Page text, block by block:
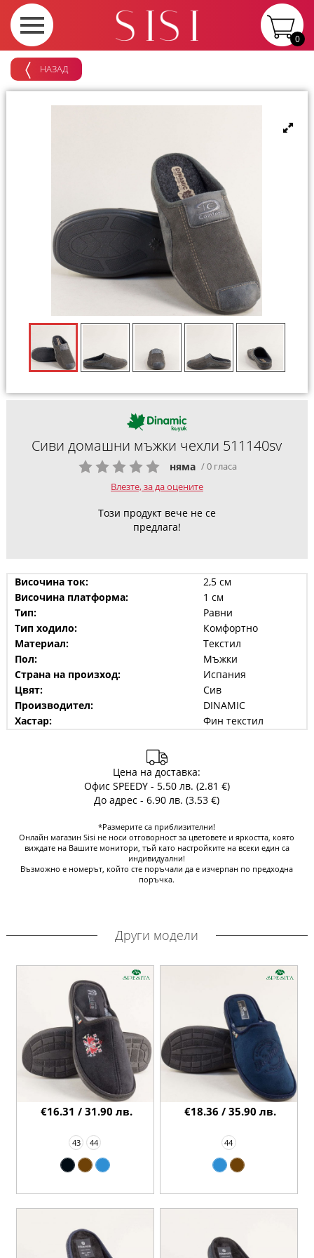
0
НАЗАД
Сиви домашни мъжки чехли 511140sv
няма / 0 гласа
Влезте, за да оцените
Този продукт вече не се
предлага!
Височина ток:
2,5 см
Височина платформа:
1 см
Тип:
Равни
Тип ходило:
Комфортно
Материал:
Текстил
Пол:
Мъжки
Страна на произход:
Испания
Цвят:
Сив
Производител:
DINAMIC
Хастар:
Фин текстил
Цена на доставка:
Офис SPEEDY - 5.50 лв. (2.81 €)
До адрес - 6.90 лв. (3.53 €)
*Размерите са приблизителни!
Онлайн магазин Sisi не носи отговорност за цветовете и яркостта, която
виждате на Вашите монитори, тъй като настройките на всеки един са
индивидуални!
Възможно е номерът, който сте поръчали да е изчерпан по предходна
поръчка.
Други модели
43 44
€16.31 / 31.90 лв.
44
€18.36 / 35.90 лв.